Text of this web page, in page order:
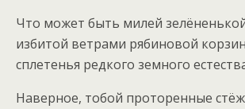
Что может быть милей
избитой ветрами рябиновой
сплетенья редкого земного
Наверное, тобой проторенные